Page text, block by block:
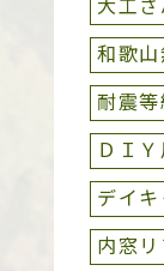
大工
和歌
耐震
ＤＩ
デイ
内窓